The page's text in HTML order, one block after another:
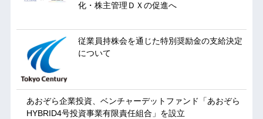
化・株主管理ＤＸの促進へ
従業員持株会を通じた特別奨励金の支給決定
について
あおぞら企業投資、ベンチャーデットファンド「あおぞら
HYBRID4号投資事業有限責任組合」を設立